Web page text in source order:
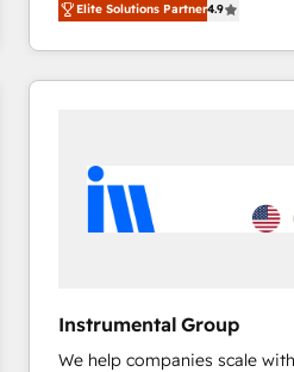
marketing automation,
webdesign. Markentive is both a consulting firm, a
digital agency and an
customers).
Elite Solutions Partner4.9
Instrumental Group
We help companies scale